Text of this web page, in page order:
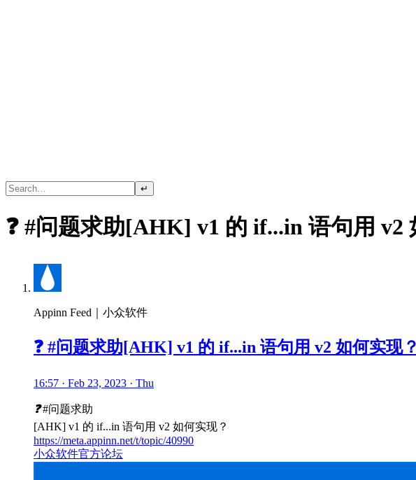
↵
❓ #问题求助[AHK] v1 的 if...in 语句用 v2
Appinn Feed｜小众软件
❓ #问题求助[AHK] v1 的 if...in 语句用 v2 如何实现？
16:57 · Feb 23, 2023 · Thu
❓#问题求助
[AHK] v1 的 if...in 语句用 v2 如何实现？
https://meta.appinn.net/t/topic/40990
小众软件官方论坛